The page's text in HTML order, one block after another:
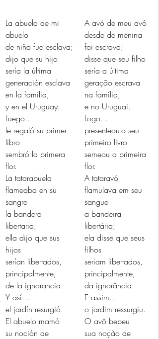
La abuela de mi
abuelo
de niña fue esclava;
dijo que su hijo
sería la última
generación esclava
en la familia,
y en el Uruguay.
Luego...
le regaló su primer
libro
sembró la primera
flor.
La tatarabuela
flameaba en su
sangre
la bandera
libertaria;
ella dijo que sus
hijos
serían libertados,
principalmente,
de la ignorancia.
Y así…
el jardín resurgió.
El abuelo mamó
su noción de
A avó de meu avô
desde de menina
foi escrava;
disse que seu filho
sería a última
geração escrava
na família,
e no Uruguai.
Logo...
presenteou-o seu
primeiro livro
semeou a primeira
flor.
A tataravó
flamulava em seu
sangue
a bandeira
libertária;
ela disse que seus
filhos
seriam libertados,
principalmente,
da ignorância.
E assim…
o jardim ressurgiu.
O avô bebeu
sua noção de